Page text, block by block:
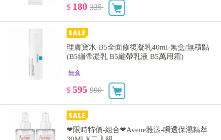
$ 180 335
理膚寶水-B5全面修復凝乳40ml-無盒/無積點
(B5繃帶凝乳 B5繃帶乳液 B5萬用霜)
無盒
$ 595 990
❤限時特價-組合❤Avene雅漾-瞬透保濕精萃